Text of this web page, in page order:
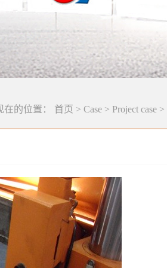
在的位置： 首页 > Case > Project case >